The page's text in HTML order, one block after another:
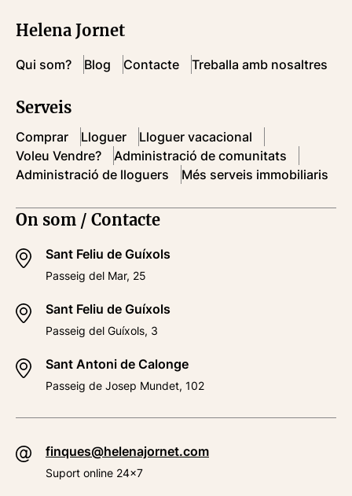
On som / Contacte
Sant Feliu de Guíxols
Passeig del Mar, 25
Sant Feliu de Guíxols
Passeig del Guíxols, 3
Sant Antoni de Calonge
Passeig de Josep Mundet, 102
finques@helenajornet.com
Suport online 24x7
Helena Jornet
Qui som? Blog Contacte Treballa amb nosaltres
Serveis
Comprar Lloguer
Lloguer vacacional
Voleu Vendre?
Administració de comunitats
Administració de lloguers
Més serveis immobiliaris